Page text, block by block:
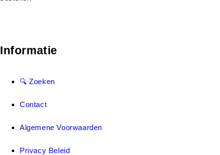
Informatie
🔍 Zoeken
Contact
Algemene Voorwaarden
Privacy Beleid